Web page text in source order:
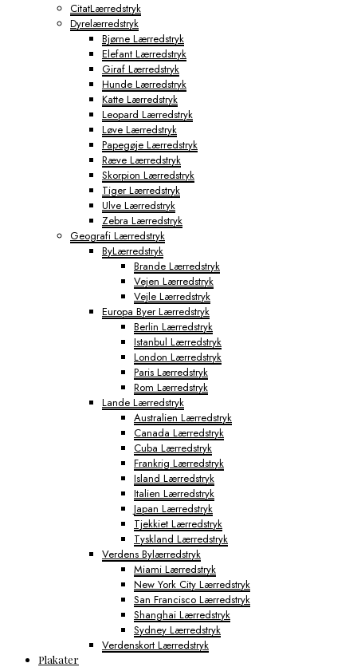
CitatLærredstryk
Dyrelærredstryk
Bjørne Lærredstryk
Elefant Lærredstryk
Giraf Lærredstryk
Hunde Lærredstryk
Katte Lærredstryk
Leopard Lærredstryk
Løve Lærredstryk
Papegøje Lærredstryk
Ræve Lærredstryk
Skorpion Lærredstryk
Tiger Lærredstryk
Ulve Lærredstryk
Zebra Lærredstryk
Geografi Lærredstryk
ByLærredstryk
Brande Lærredstryk
Vejen Lærredstryk
Vejle Lærredstryk
Europa Byer Lærredstryk
Berlin Lærredstryk
Istanbul Lærredstryk
London Lærredstryk
Paris Lærredstryk
Rom Lærredstryk
Lande Lærredstryk
Australien Lærredstryk
Canada Lærredstryk
Cuba Lærredstryk
Frankrig Lærredstryk
Island Lærredstryk
Italien Lærredstryk
Japan Lærredstryk
Tjekkiet Lærredstryk
Tyskland Lærredstryk
Verdens Bylærredstryk
Miami Lærredstryk
New York City Lærredstryk
San Francisco Lærredstryk
Shanghai Lærredstryk
Sydney Lærredstryk
Verdenskort Lærredstryk
Plakater